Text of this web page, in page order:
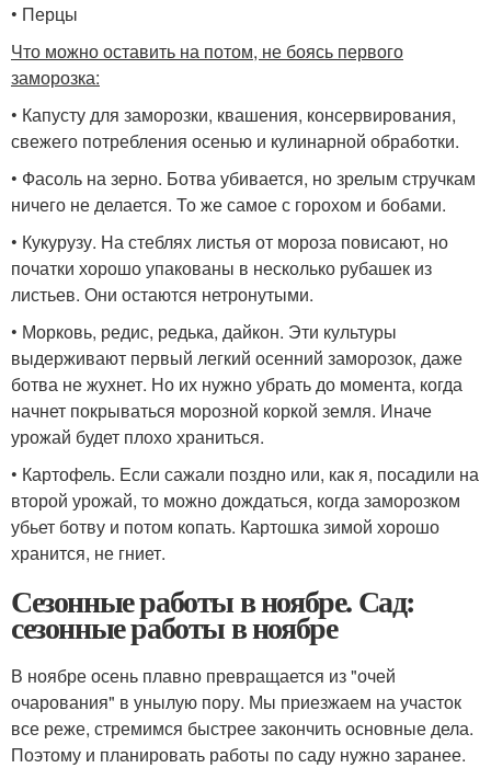
• Перцы
Что можно оставить на потом, не боясь первого
заморозка:
• Капусту для заморозки, квашения, консервирования,
свежего потребления осенью и кулинарной обработки.
• Фасоль на зерно. Ботва убивается, но зрелым стручкам
ничего не делается. То же самое с горохом и бобами.
• Кукурузу. На стеблях листья от мороза повисают, но
початки хорошо упакованы в несколько рубашек из
листьев. Они остаются нетронутыми.
• Морковь, редис, редька, дайкон. Эти культуры
выдерживают первый легкий осенний заморозок, даже
ботва не жухнет. Но их нужно убрать до момента, когда
начнет покрываться морозной коркой земля. Иначе
урожай будет плохо храниться.
• Картофель. Если сажали поздно или, как я, посадили на
второй урожай, то можно дождаться, когда заморозком
убьет ботву и потом копать. Картошка зимой хорошо
хранится, не гниет.
Сезонные работы в ноябре. Сад:
сезонные работы в ноябре
В ноябре осень плавно превращается из "очей
очарования" в унылую пору. Мы приезжаем на участок
все реже, стремимся быстрее закончить основные дела.
Поэтому и планировать работы по саду нужно заранее.